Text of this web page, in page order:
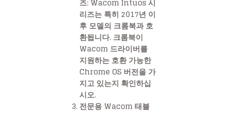
리즈는 특히 2017년 이
후 모델의 크롬북과 호
환됩니다. 크롬북이
Wacom 드라이버를
지원하는 호환 가능한
Chrome OS 버전을 가
지고 있는지 확인하십
시오.
전문용 Wacom 태블